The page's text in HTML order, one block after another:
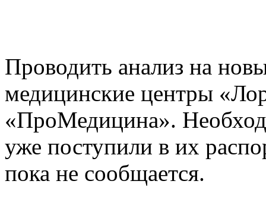
Проводить анализ на
медицинские центры
«ПроМедицина».
уже поступили в их
пока не сообщается.